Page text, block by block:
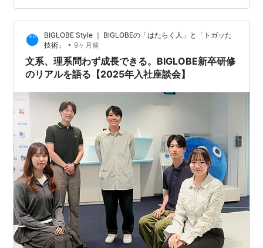
り高度な開発業務へステップアップも可能です。 ・Web
サイトやアプリの開発・改修作業・新規機能追加や既存
機能の改善・テスト業務や動作確認、…
BIGLOBE Style ｜ BIGLOBEの「はたらく人」と「トガッた
技術」
• 9ヶ月前
文系、理系問わず成長できる。BIGLOBE新卒研修
のリアルを語る【2025年入社座談会】